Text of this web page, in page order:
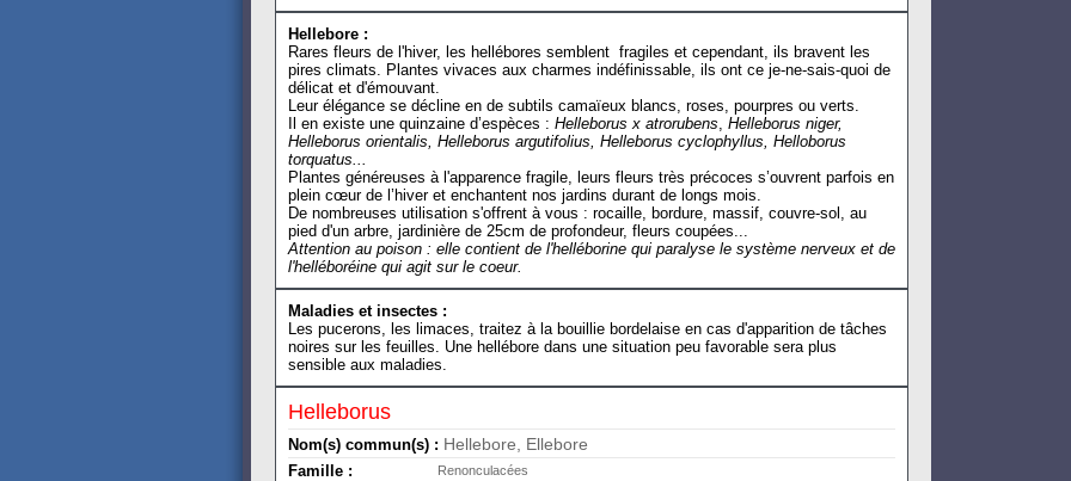
Hellebore :
Rares fleurs de l'hiver, les hellébores semblent fragiles et cependant, ils bravent les
pires climats. Plantes vivaces aux charmes indéfinissable, ils ont ce je-ne-sais-quoi de
délicat et d'émouvant.
Leur élégance se décline en de subtils camaïeux blancs, roses, pourpres ou verts.
Il en existe une quinzaine d’espèces : Helleborus x atrorubens, Helleborus niger,
Helleborus orientalis, Helleborus argutifolius, Helleborus cyclophyllus, Helloborus
torquatus...
Plantes généreuses à l'apparence fragile, leurs fleurs très précoces s’ouvrent parfois en
plein cœur de l’hiver et enchantent nos jardins durant de longs mois.
De nombreuses utilisation s'offrent à vous : rocaille, bordure, massif, couvre-sol, au
pied d'un arbre, jardinière de 25cm de profondeur, fleurs coupées...
Attention au poison : elle contient de l'helléborine qui paralyse le système nerveux et de
l'helléboréine qui agit sur le coeur.
Maladies et insectes :
Les pucerons, les limaces, traitez à la bouillie bordelaise en cas d'apparition de tâches
noires sur les feuilles. Une hellébore dans une situation peu favorable sera plus
sensible aux maladies.
Helleborus
Nom(s) commun(s) : Hellebore, Ellebore
Famille : Renonculacées